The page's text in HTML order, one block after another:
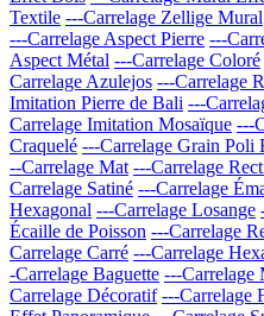
Textile ---Carrelage Zellige Mural
---Carrelage Aspect Pierre ---
Aspect Métal ---Carrelage Coloré
Carrelage Azulejos ---Carrelage
Imitation Pierre de Bali ---
Carrelage Imitation Mosaïque ---
Craquelé ---Carrelage Grain Poli
--Carrelage Mat ---Carrelage
Carrelage Satiné ---Carrelage
Hexagonal ---Carrelage Losange
Écaille de Poisson ---Carrelage
Carrelage Carré ---Carrelage
-Carrelage Baguette ---Carrelage
Carrelage Décoratif ---Carrelage